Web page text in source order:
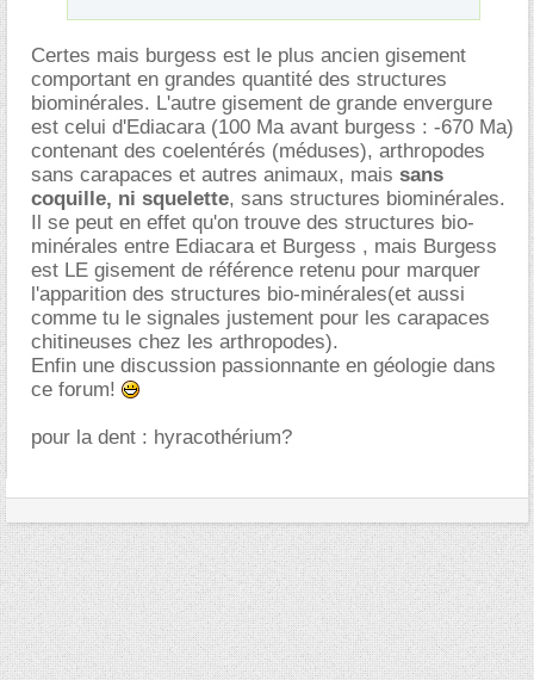
Certes mais burgess est le plus ancien gisement
comportant en grandes quantité des structures
biominérales. L'autre gisement de grande envergure
est celui d'Ediacara (100 Ma avant burgess : -670 Ma)
contenant des coelentérés (méduses), arthropodes
sans carapaces et autres animaux, mais sans
coquille, ni squelette, sans structures biominérales.
Il se peut en effet qu'on trouve des structures bio-
minérales entre Ediacara et Burgess , mais Burgess
est LE gisement de référence retenu pour marquer
l'apparition des structures bio-minérales(et aussi
comme tu le signales justement pour les carapaces
chitineuses chez les arthropodes).
Enfin une discussion passionnante en géologie dans
ce forum!
pour la dent : hyracothérium?